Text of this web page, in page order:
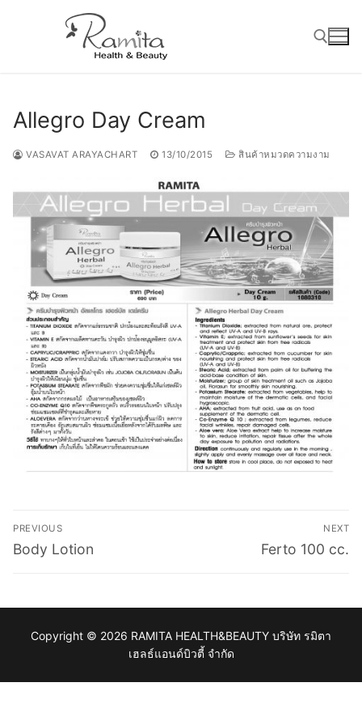
Allegro Day Cream
VASAVAT ARAYACHART 13/10/2015 สินค้าหมวดความงาม
Post
navigation
PREVIOUS
Previous
Body Lotion
NEXT
Next
Ferto 100 cc.
Copyright © 2026 RAMITA HEALTH&BEAUTY บริษัท รมิตา
เฮลธ์แอนด์บิวตี้ จำกัด